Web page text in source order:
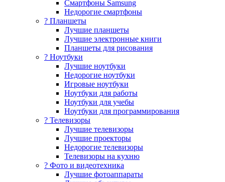
Смартфоны Samsung
Недорогие смартфоны
? Планшеты
Лучшие планшеты
Лучшие электронные книги
Планшеты для рисования
? Ноутбуки
Лучшие ноутбуки
Недорогие ноутбуки
Игровые ноутбуки
Ноутбуки для работы
Ноутбуки для учебы
Ноутбуки для программирования
? Телевизоры
Лучшие телевизоры
Лучшие проекторы
Недорогие телевизоры
Телевизоры на кухню
? Фото и видеотехника
Лучшие фотоаппараты